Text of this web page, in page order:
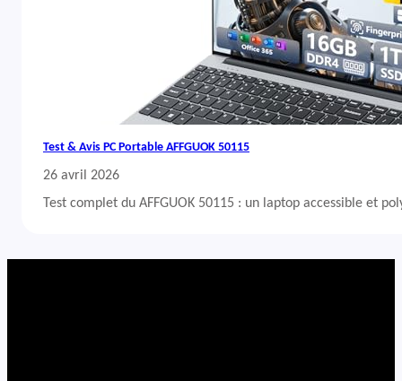
Test & Avis PC Portable AFFGUOK 50115
26 avril 2026
Test complet du AFFGUOK 50115 : un laptop accessible